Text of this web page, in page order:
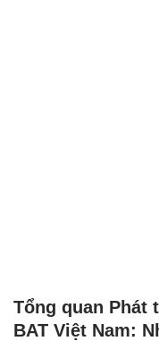
Tổng quan Phát
BAT Việt Nam: